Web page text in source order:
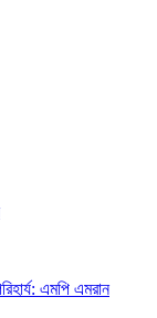
এমপি এমরান